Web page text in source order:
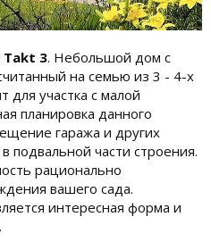
Takt 3. Небольшой дом с
на семью из 3 - 4-х
для участка с малой
планировка данного
гаража и других
подвальной части строения.
рационально
вашего сада.
интересная форма и